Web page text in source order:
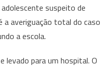
suspeito de
a averiguação total do caso
a escola.
levado para um hospital. O